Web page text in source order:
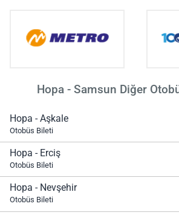
Hopa - Samsun Diğer
Hopa - Aşkale
Otobüs Bileti
Hopa - Erciş
Otobüs Bileti
Hopa - Nevşehir
Otobüs Bileti